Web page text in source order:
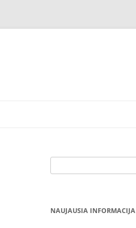
NAUJAUSIA INFORMACIJA